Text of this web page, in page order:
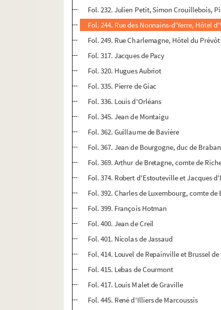
Fol. 232. Julien Petit, Simon Crouillebois,
Fol. 244. Rue des Nonnains-d'Yerre, Hôtel
Fol. 249. Rue Charlemagne, Hôtel du
Fol. 317. Jacques de Pacy
Fol. 320. Hugues Aubriot
Fol. 335. Pierre de Giac
Fol. 336. Louis d'Orléans
Fol. 345. Jean de Montaigu
Fol. 362. Guillaume de Bavière
Fol. 367. Jean de Bourgogne, duc de
Fol. 369. Arthur de Bretagne, comte de
Fol. 374. Robert d'Estouteville et Jacques
Fol. 392. Charles de Luxembourg, comte de
Fol. 399. François Hotman
Fol. 400. Jean de Creil
Fol. 401. Nicolas de Jassaud
Fol. 414. Louvel de Repainville et Brussel
Fol. 415. Lebas de Courmont
Fol. 417. Louis Malet de Graville
Fol. 445. René d'Illiers de Marcoussis